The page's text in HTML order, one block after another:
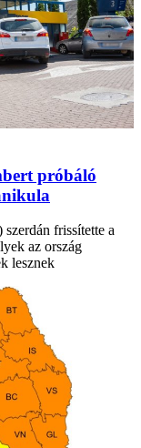
próbáló
frissítette a
az ország
lesznek